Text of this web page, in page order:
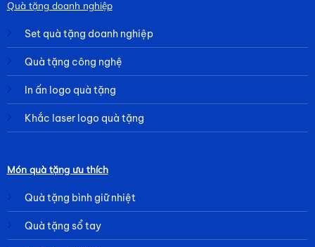
Quà tặng doanh nghiệp
Set quà tặng doanh nghiệp
Quà tặng công nghệ
In ấn logo quà tặng
Khắc laser logo quà tặng
Món quà tặng ưu thích
Quà tặng bình giữ nhiệt
Quà tặng sổ tay